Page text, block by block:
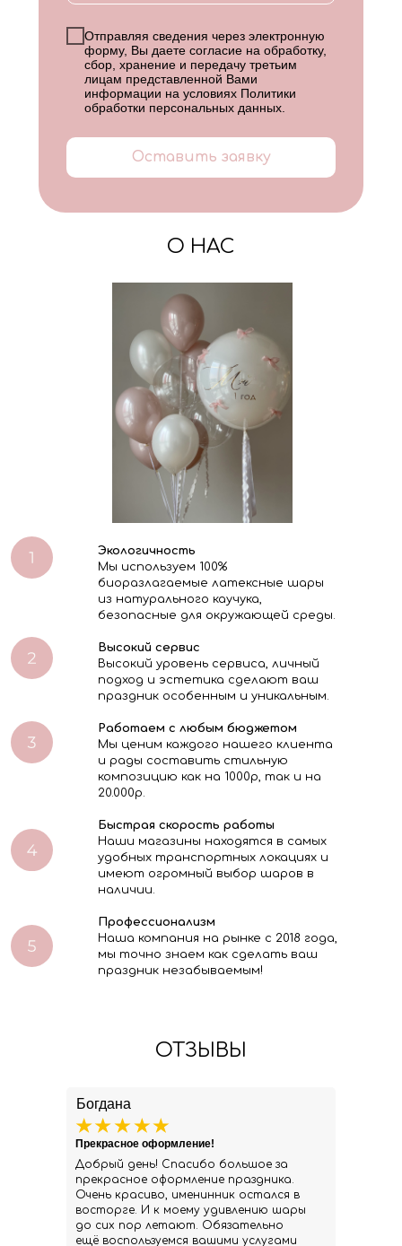
Отправляя сведения через электронную
форму, Вы даете согласие на обработку,
сбор, хранение и передачу третьим
лицам представленной Вами
информации на условиях Политики
обработки персональных данных
Оставить заявку
О НАС
Экологичность
Мы используем 100%
биоразлагаемые латексные шары
из натурального каучука,
безопасные для окружающей среды.
Высокий сервис
Высокий уровень сервиса, личный
подход и эстетика сделают ваш
праздник особенным и уникальным.
Работаем с любым бюджетом
Мы ценим каждого нашего клиента
и рады составить стильную
композицию как на 1000р, так и на
20.000р.
Быстрая скорость работы
Наши магазины находятся в самых
удобных транспортных локациях и
имеют огромный выбор шаров в
наличии.
Профессионализм
Наша компания на рынке с 2018 года,
мы точно знаем как сделать ваш
праздник незабываемым!
ОТЗЫВЫ
Богдана
Добрый день! Спасибо большое за
прекрасное оформление праздника.
Очень красиво, именинник остался в
восторге. И к моему удивлению шары
до сих пор летают. Обязательно
ещё воспользуемся вашими услугами
Прекрасное оформление!